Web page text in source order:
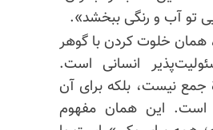
تو آب و رنگی ببخشد».
همان خلوت کردن با گوهر
انسانی است.
جمع نیست، بلکه برای آن
این همان مفهوم